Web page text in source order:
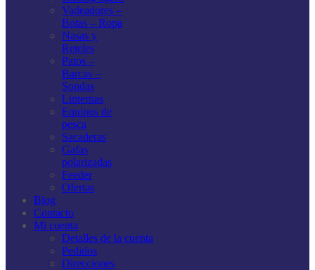
Vadeadores –
Botas – Ropa
Nasas y
Reteles
Patos –
Barcas –
Sondas
Linternas
Equipos de
pesca
Sacaderas
Gafas
polarizadas
Feeder
Ofertas
Blog
Contacto
Mi cuenta
Detalles de la cuenta
Pedidos
Direcciones